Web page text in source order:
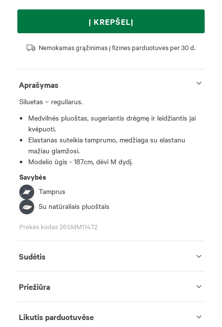
Į KREPŠELĮ
Nemokamas grąžinimas į fizines parduotuves per 30 d.
Aprašymas
Siluetas – reguliarus.
Medvilnės pluoštas, sugeriantis drėgmę ir leidžiantis jai
kvėpuoti.
Elastanas suteikia tamprumo, medžiaga su elastanu
mažiau glamžosi.
Modelio ūgis - 187cm, dėvi M dydį.
Savybės
Tamprus
Su natūraliais pluoštais
Prekės kodas 26SMM11472
Sudėtis
Priežiūra
Likutis parduotuvėse